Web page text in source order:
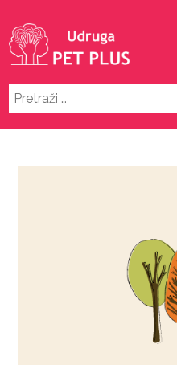
Pretraži: